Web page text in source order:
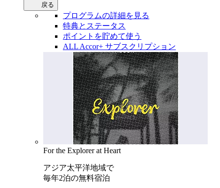
戻る
プログラムの詳細を見る
特典とステータス
ポイントを貯めて使う
ALL Accor+ サブスクリプション
For the Explorer at Heart
アジア太平洋地域で
毎年2泊の無料宿泊